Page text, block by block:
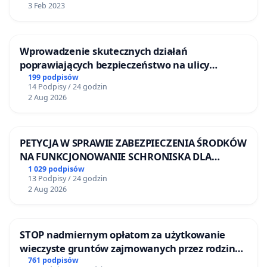
3 Feb 2023
Wprowadzenie skutecznych działań
poprawiających bezpieczeństwo na ulicy
Żeromskiego w Otwocku
199 podpisów
14 Podpisy / 24 godzin
2 Aug 2026
PETYCJA W SPRAWIE ZABEZPIECZENIA ŚRODKÓW
NA FUNKCJONOWANIE SCHRONISKA DLA
BEZDOMNYCH ZWIERZĄT W SKARYSZEWIE
1 029 podpisów
13 Podpisy / 24 godzin
2 Aug 2026
STOP nadmiernym opłatom za użytkowanie
wieczyste gruntów zajmowanych przez rodzinne
ogrody działkowe.
761 podpisów